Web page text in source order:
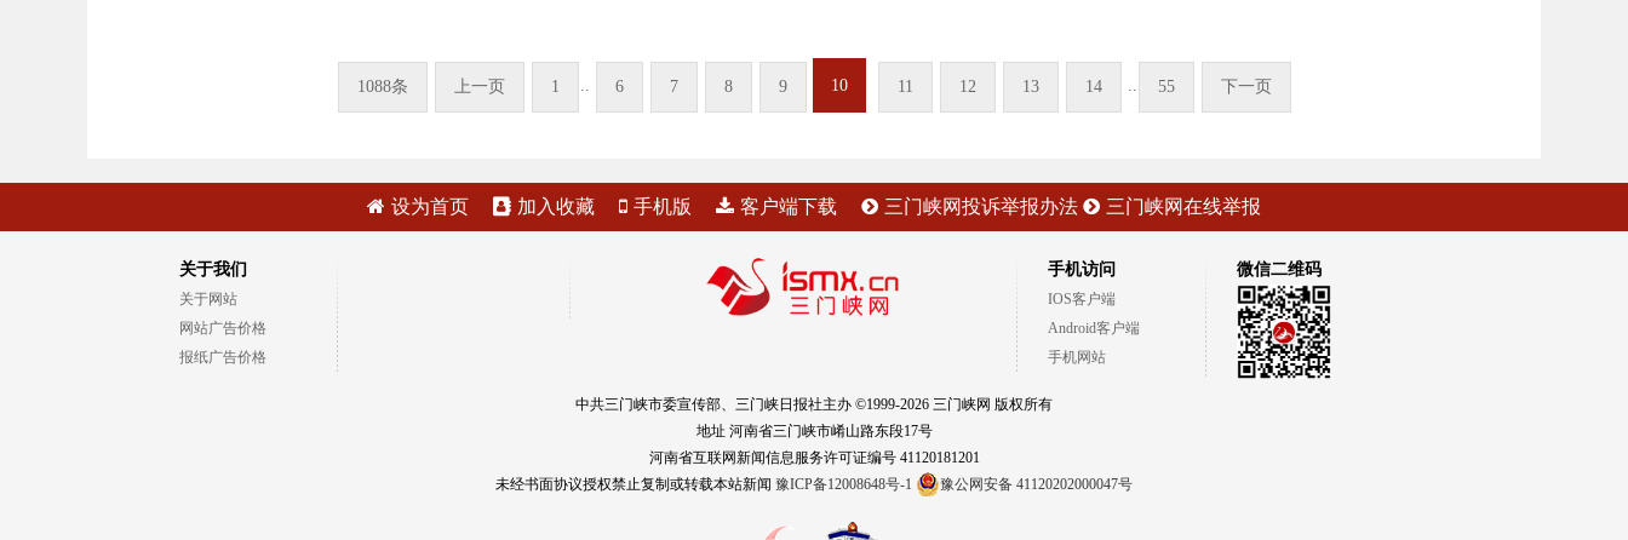
1088条 上一页 1 .. 6 7 8 9 10 11 12 13 14 .. 55 下一页
设为首页 加入收藏 手机版 客户端下载 三门峡网投诉举报办法 三门峡网在线举报
关于我们
关于网站
网站广告价格
报纸广告价格
手机访问
IOS客户端
Android客户端
手机网站
微信二维码
中共三门峡市委宣传部、三门峡日报社主办 ©1999-2026 三门峡网 版权所有
地址 河南省三门峡市崤山路东段17号
河南省互联网新闻信息服务许可证编号 41120181201
未经书面协议授权禁止复制或转载本站新闻 豫ICP备12008648号-1 豫公网安备 41120202000047号